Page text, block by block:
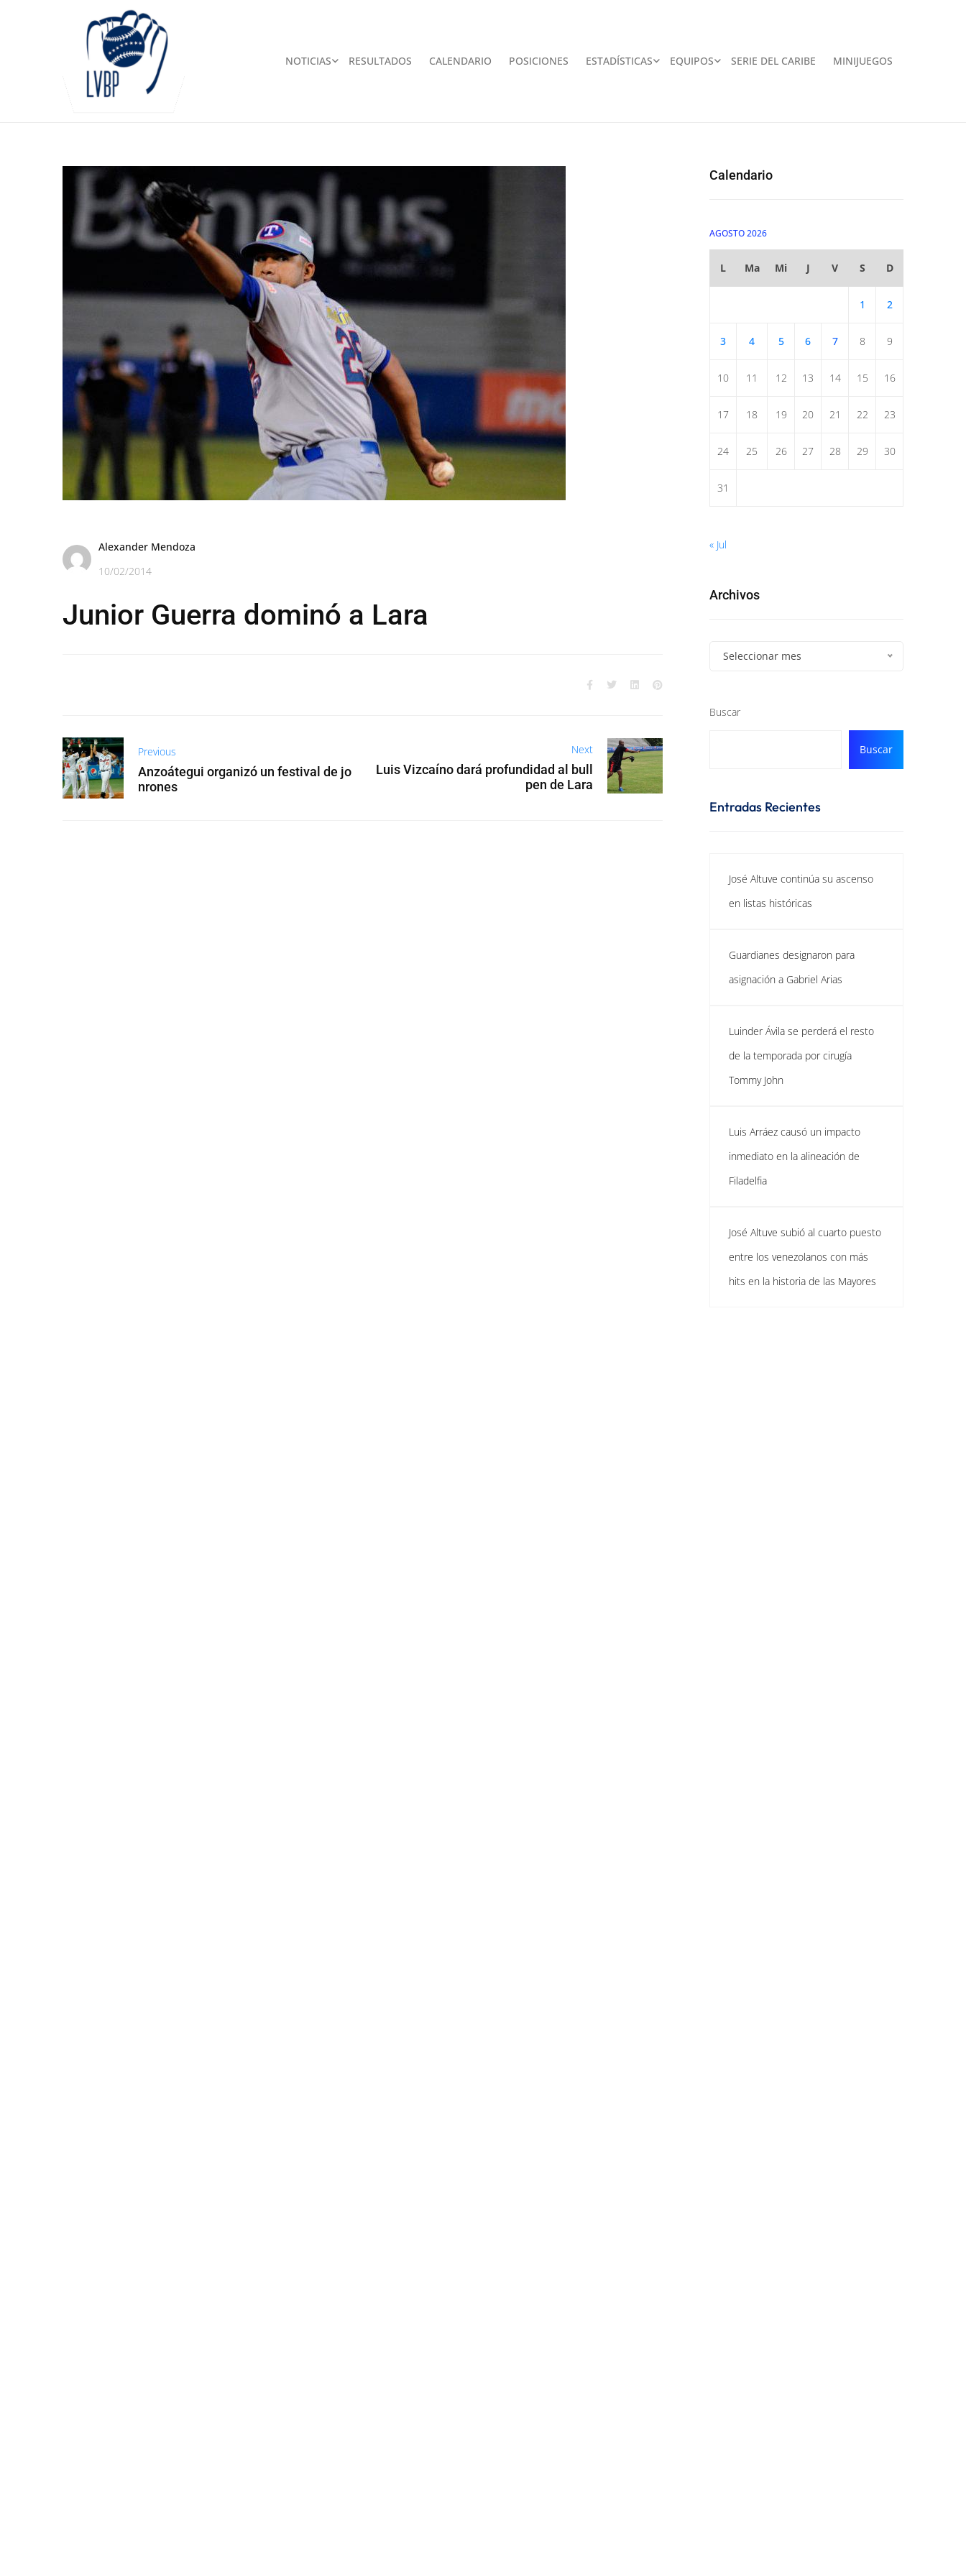
NOTICIAS RESULTADOS CALENDARIO POSICIONES ESTADÍSTICAS EQUIPOS SERIE DEL CARIBE MINIJUEGOS
Alexander Mendoza
10/02/2014
Junior Guerra dominó a Lara
Previous
Anzoátegui organizó un festival de jo
nrones
Next
Luis Vizcaíno dará profundidad al bull
pen de Lara
Calendario
AGOSTO 2026
L Ma Mi J V S D
1 2
3 4 5 6 7 8 9
10 11 12 13 14 15 16
17 18 19 20 21 22 23
24 25 26 27 28 29 30
31
« Jul
Archivos
Seleccionar mes
Buscar
Buscar
Entradas Recientes
José Altuve continúa su ascenso
en listas históricas
Guardianes designaron para
asignación a Gabriel Arias
Luinder Ávila se perderá el resto
de la temporada por cirugía
Tommy John
Luis Arráez causó un impacto
inmediato en la alineación de
Filadelfia
José Altuve subió al cuarto puesto
entre los venezolanos con más
hits en la historia de las Mayores